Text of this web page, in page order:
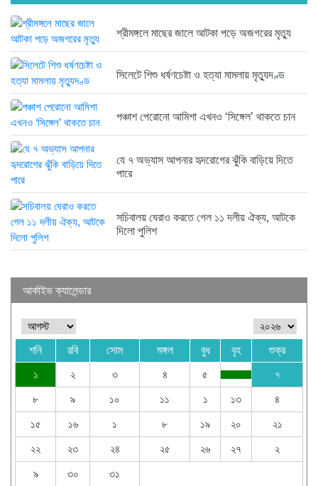
রাষ্ট্রপতি নির্বাচন ২০ আগস্ট
৯ ঘণ্টা আগে
মানিকগঞ্জে পাটের ভরা মৌসুম, ব্যস্ত...
৬ দিন আগে
মৌলভীবাজার জেলা তালামীযের সাধারণ সম্পাদক...
৬ দিন আগে
শ্রীমঙ্গলে মাছের জালে আটকা পড়ে অজগরের মৃত্যু
সিলেটে শিশু ধর্ষণচেষ্টা ও হত্যা মামলায় মৃত্যুদণ্ড
পঞ্চাশ পেরোনো আমিশা এখনও ‘সিঙ্গেল’ থাকতে চান
যে ৭ অভ্যাস আপনার হৃদরোগের ঝুঁকি বাড়িয়ে দিতে
পারে
সচিবালয় ঘেরাও করতে গেল ১১ দলীয় ঐক্য, আটকে
দিলো পুলিশ
আর্কাইভ ক্যালেন্ডার
শনি রবি সোম মঙ্গল বুধ বৃহ
শুক্র
১
২ ৩ ৪ ৫ ৭
৮ ৯ ১০ ১১ ১ ১৩ ৪
১৫ ১৬ ১ ৮ ১৯ ২০ ২১
২২ ২৩ ২৪ ২৫ ২৬ ২৭ ২
৯ ৩০ ৩১